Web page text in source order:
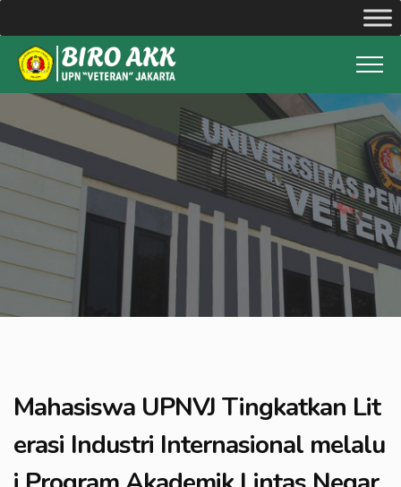
Mahasiswa UPNVJ Tingkatkan Lit
erasi Industri Internasional melalu